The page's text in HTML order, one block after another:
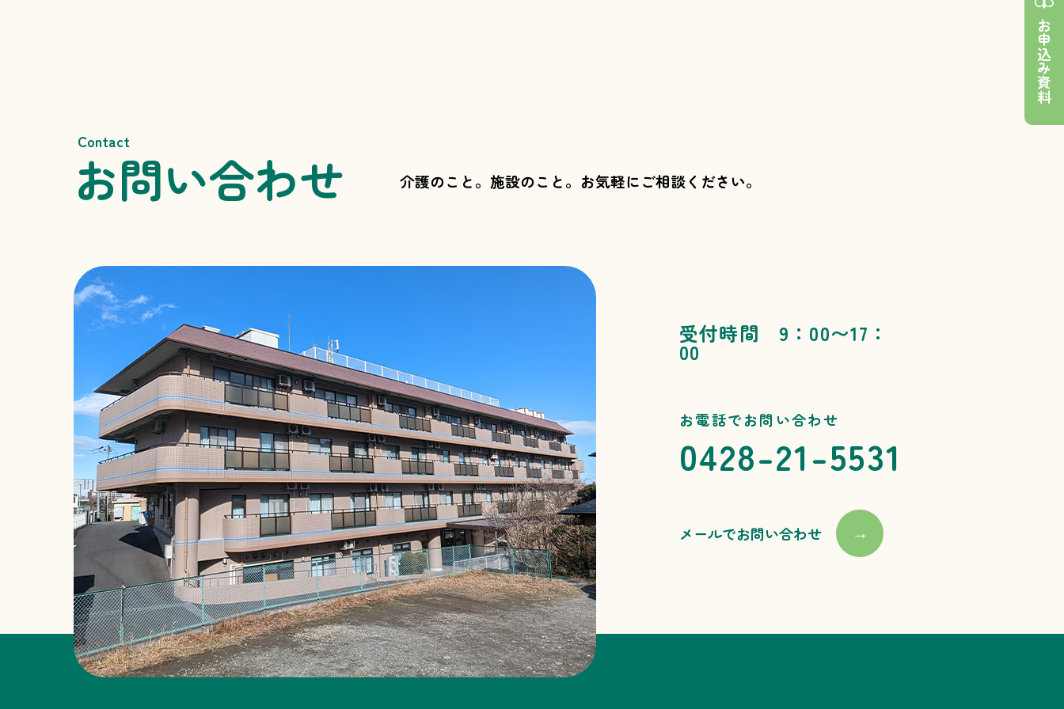
Contact
お問い合わせ 介護のこと。施設のこと。 お気軽にご相談ください。
受付時間 9：00〜17：
00
お電話でお問い合わせ
0428-21-5531
メールでお問い合わせ →
お申込み資料